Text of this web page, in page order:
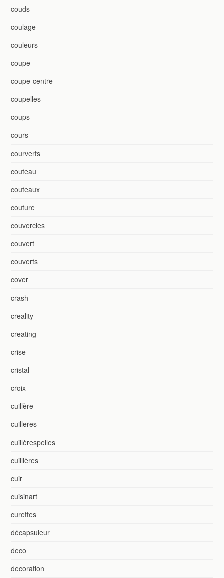
couds
coulage
couleurs
coupe
coupe-centre
coupelles
coups
cours
courverts
couteau
couteaux
couture
couvercles
couvert
couverts
cover
crash
creality
creating
crise
cristal
croix
cuillère
cuilleres
cuillèrespelles
cuillières
cuir
cuisinart
curettes
décapsuleur
deco
decoration